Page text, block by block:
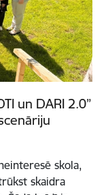
un DARI 2.0”
skola,
skaidra